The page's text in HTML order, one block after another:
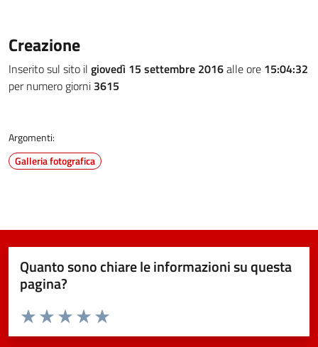
Creazione
Inserito sul sito il giovedì 15 settembre 2016alle ore 15:04:32
per numero giorni 3615
Argomenti:
Galleria fotografica
Quanto sono chiare le informazioni su questa
pagina?
Valuta da 1 a 5 stelle la pagina
Valuta 5 stelle su 5
Valuta 4 stelle su 5
Valuta 3 stelle su 5
Valuta 2 stelle su 5
Valuta 1 stelle su 5